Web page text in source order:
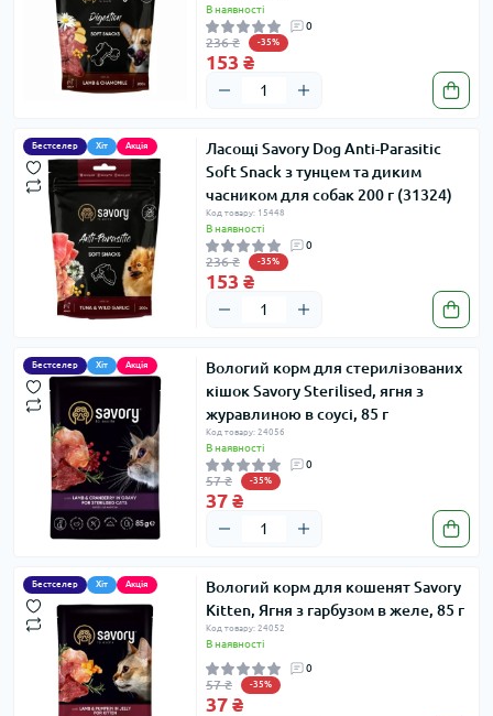
В наявності
0
236 ₴ -35%
153 ₴
Бестселер Хіт Акція
Ласощі Savory Dog Anti-Parasitic
Soft Snack з тунцем та диким
часником для собак 200 г (31324)
Код товару: 15448
В наявності
0
236 ₴ -35%
153 ₴
Бестселер Хіт Акція
Вологий корм для стерилізованих
кішок Savory Sterilised, ягня з
журавлиною в соусі, 85 г
Код товару: 24056
В наявності
0
57 ₴ -35%
37 ₴
Бестселер Хіт Акція
Вологий корм для кошенят Savory
Kitten, Ягня з гарбузом в желе, 85 г
Код товару: 24052
В наявності
0
57 ₴ -35%
37 ₴